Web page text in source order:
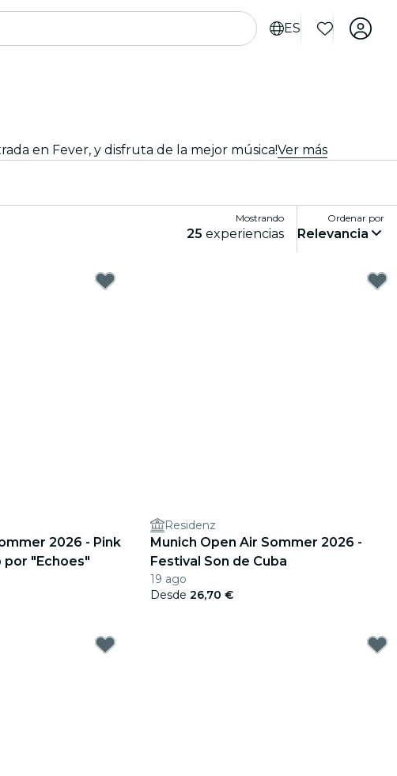
ES
en Fever, y disfruta de la mejor música!Ver más
Mostrando
25 experiencias
Ordenar por
Relevancia
2026 - Pink
"Echoes"
Residenz
Munich Open Air Sommer 2026 -
Festival Son de Cuba
19 ago
Desde 26,70 €